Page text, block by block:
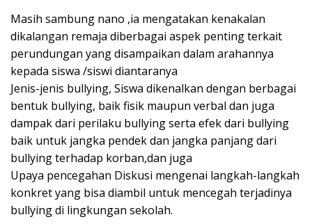
Masih sambung nano ,ia mengatakan kenakalan
dikalangan remaja diberbagai aspek penting terkait
perundungan yang disampaikan dalam arahannya
kepada siswa /siswi diantaranya
Jenis-jenis bullying, Siswa dikenalkan dengan berbagai
bentuk bullying, baik fisik maupun verbal dan juga
dampak dari perilaku bullying serta efek dari bullying
baik untuk jangka pendek dan jangka panjang dari
bullying terhadap korban,dan juga
Upaya pencegahan Diskusi mengenai langkah-langkah
konkret yang bisa diambil untuk mencegah terjadinya
bullying di lingkungan sekolah.